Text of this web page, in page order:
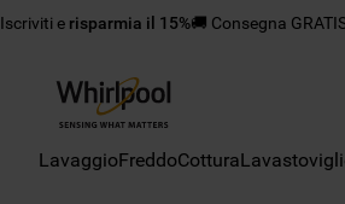
Iscriviti e risparmia il 15%🚚 Consegna
LavaggioFreddoCottura